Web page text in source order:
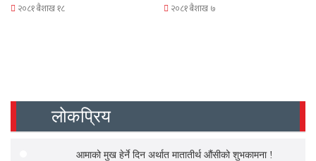
२०८१ बैशाख १८ २०८१ बैशाख ७
लोकप्रिय
आमाको मुख हेर्ने दिन अर्थात मातातीर्थ औंसीको शुभकामना !